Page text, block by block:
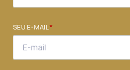
SEU E-MAIL*